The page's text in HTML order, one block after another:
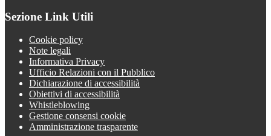
Sezione Link Utili
Cookie policy
Note legali
Informativa Privacy
Ufficio Relazioni con il Pubblico
Dichiarazione di accessibilità
Obiettivi di accessibilità
Whistleblowing
Gestione consensi cookie
Amministrazione trasparente